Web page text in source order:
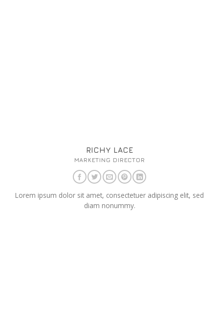
RICHY LACE
MARKETING DIRECTOR
Lorem ipsum dolor sit amet, consectetuer adipiscing elit, sed
diam nonummy.